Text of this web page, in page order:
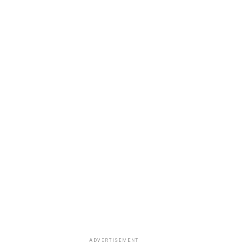
ADVERTISEMENT